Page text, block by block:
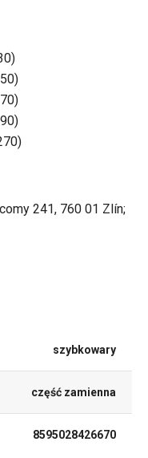
241, 760 01 Zlín;
szybkowary
część zamienna
8595028426670